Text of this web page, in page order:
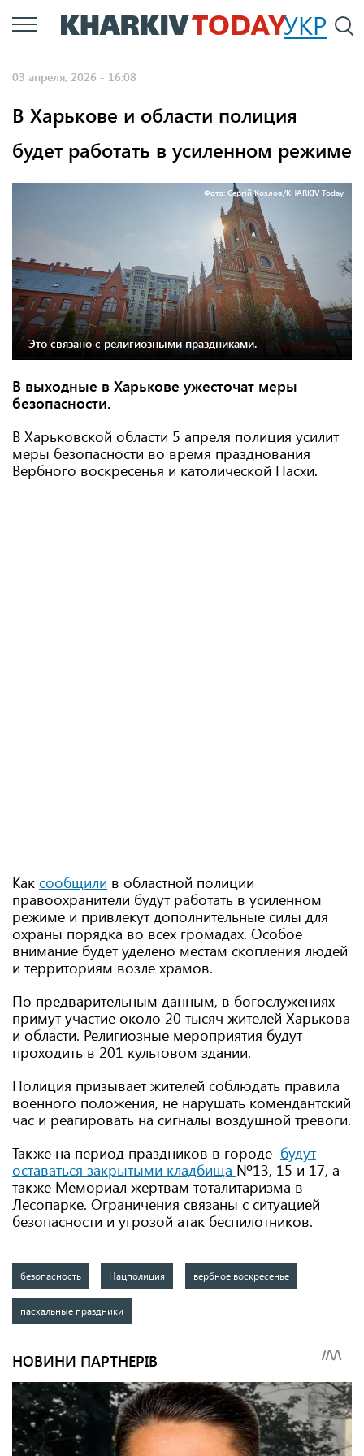
Перейти
к
УКР
03 апреля, 2026 - 16:08
В Харькове и области полиция
будет работать в усиленном режиме
Фото: Сергій Козлов/KHARKIV Today
Это связано с религиозными праздниками.
В выходные в Харькове ужесточат меры
безопасности.
В Харьковской области 5 апреля полиция усилит
меры безопасности во время празднования
Вербного воскресенья и католической Пасхи.
Как сообщили в областной полиции
правоохранители будут работать в усиленном
режиме и привлекут дополнительные силы для
охраны порядка во всех громадах. Особое
внимание будет уделено местам скопления людей
и территориям возле храмов.
По предварительным данным, в богослужениях
примут участие около 20 тысяч жителей Харькова
и области. Религиозные мероприятия будут
проходить в 201 культовом здании.
Полиция призывает жителей соблюдать правила
военного положения, не нарушать комендантский
час и реагировать на сигналы воздушной тревоги.
Также на период праздников в городе будут
оставаться закрытыми кладбища №13, 15 и 17, а
также Мемориал жертвам тоталитаризма в
Лесопарке. Ограничения связаны с ситуацией
безопасности и угрозой атак беспилотников.
безопасность Нацполиция вербное воскресенье
пасхальные праздники